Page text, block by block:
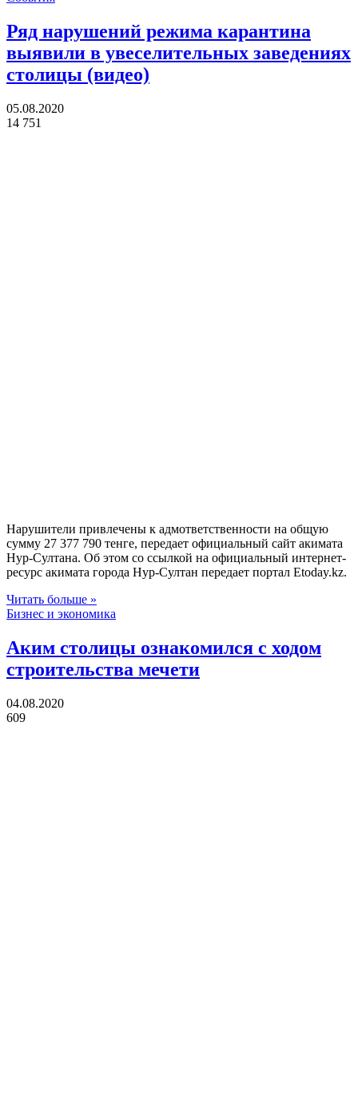
Ряд нарушений режима карантина
выявили в увеселительных заведениях
столицы (видео)
05.08.2020
14 751
Нарушители привлечены к адмответственности на общую
сумму 27 377 790 тенге, передает официальный сайт акимата
Нур-Султана. Об этом со ссылкой на официальный интернет-
ресурс акимата города Нур-Султан передает портал Еtoday.kz.
Читать больше »
Бизнес и экономика
Аким столицы ознакомился с ходом
строительства мечети
04.08.2020
609